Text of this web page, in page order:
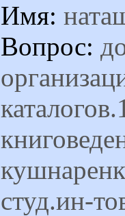
Имя:
Вопрос:
студ.ин-